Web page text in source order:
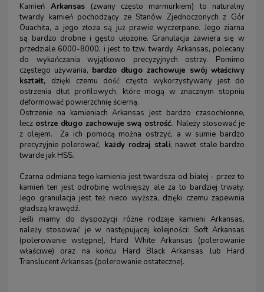
Kamień Arkansas (zwany często marmurkiem) to naturalny
twardy kamień pochodzący ze Stanów Zjednoczonych z Gór
Ouachita, a jego złoża są już prawie wyczerpane. Jego ziarna
są bardzo drobne i gęsto ułożone. Granulacja zawiera się w
przedziale 6000-8000, i jest to tzw. twardy Arkansas, polecany
do wykańczania wyjątkowo precyzyjnych ostrzy. Pomimo
częstego używania, bardzo długo zachowuje swój właściwy
kształt, dzięki czemu dość często wykorzystywany jest do
ostrzenia dłut profilowych, które mogą w znacznym stopniu
deformować powierzchnię ścierną.
Ostrzenie na kamieniach Arkansas jest bardzo czasochłonne,
lecz ostrze długo zachowuje swą ostrość.Należy stosować je
z olejem. Za ich pomocą można ostrzyć, a w sumie bardzo
precyzyjnie polerować, każdy rodzaj stali, nawet stale bardzo
twarde jak HSS.
Czarna odmiana tego kamienia jest twardsza od białej - przez to
kamień ten jest odrobinę wolniejszy ale za to bardziej trwały.
Jego granulacja jest też nieco wyższa, dzięki czemu zapewnia
gładszą krawędź.
Jeśli mamy do dyspozycji różne rodzaje kamieni Arkansas,
należy stosować je w następującej kolejności: Soft Arkansas
(polerowanie wstępne), Hard White Arkansas (polerowanie
właściwe) oraz na końcu Hard Black Arkansas lub Hard
Translucent Arkansas (polerowanie ostateczne).